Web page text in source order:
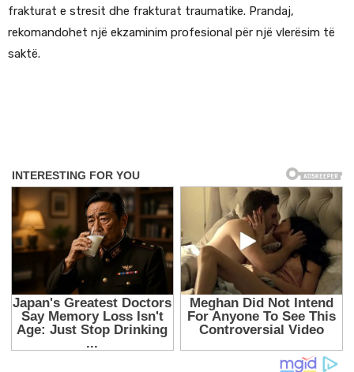
frakturat e stresit dhe frakturat traumatike. Prandaj,
rekomandohet një ekzaminim profesional për një vlerësim të
saktë.